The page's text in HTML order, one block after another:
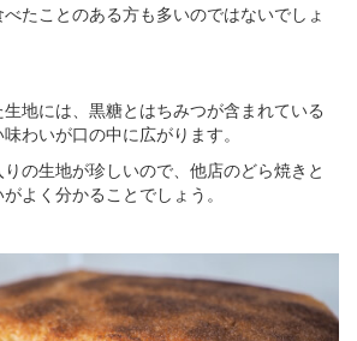
たことのある方も多いのではないでしょ
地には、黒糖とはちみつが含まれている
わいが口の中に広がります。
の生地が珍しいので、他店のどら焼きと
よく分かることでしょう。